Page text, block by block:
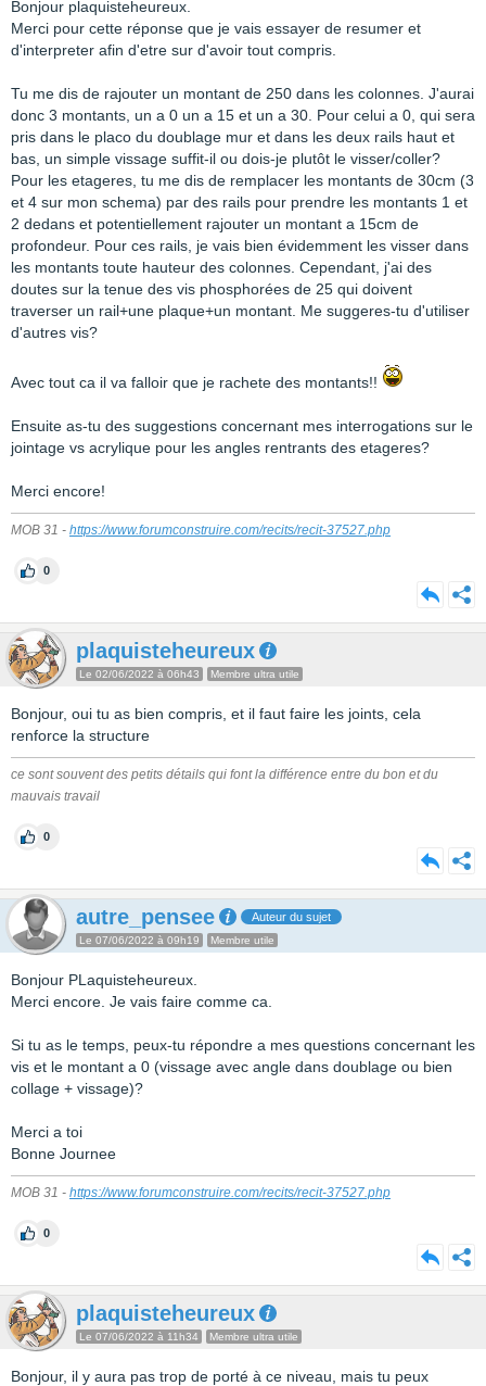
Bonjour plaquisteheureux.
Merci pour cette réponse que je vais essayer de resumer et
d'interpreter afin d'etre sur d'avoir tout compris.
Tu me dis de rajouter un montant de 250 dans les colonnes. J'aurai
donc 3 montants, un a 0 un a 15 et un a 30. Pour celui a 0, qui sera
pris dans le placo du doublage mur et dans les deux rails haut et
bas, un simple vissage suffit-il ou dois-je plutôt le visser/coller?
Pour les etageres, tu me dis de remplacer les montants de 30cm (3
et 4 sur mon schema) par des rails pour prendre les montants 1 et
2 dedans et potentiellement rajouter un montant a 15cm de
profondeur. Pour ces rails, je vais bien évidemment les visser dans
les montants toute hauteur des colonnes. Cependant, j'ai des
doutes sur la tenue des vis phosphorées de 25 qui doivent
traverser un rail+une plaque+un montant. Me suggeres-tu d'utiliser
d'autres vis?
Avec tout ca il va falloir que je rachete des montants!!
Ensuite as-tu des suggestions concernant mes interrogations sur le
jointage vs acrylique pour les angles rentrants des etageres?
Merci encore!
MOB 31 - https://www.forumconstruire.com/recits/recit-37527.php
0
plaquisteheureux
Le 02/06/2022 à 06h43 Membre ultra utile
Bonjour, oui tu as bien compris, et il faut faire les joints, cela
renforce la structure
ce sont souvent des petits détails qui font la différence entre du bon et du
mauvais travail
0
autre_pensee Auteur du sujet
Le 07/06/2022 à 09h19 Membre utile
Bonjour PLaquisteheureux.
Merci encore. Je vais faire comme ca.
Si tu as le temps, peux-tu répondre a mes questions concernant les
vis et le montant a 0 (vissage avec angle dans doublage ou bien
collage + vissage)?
Merci a toi
Bonne Journee
MOB 31 - https://www.forumconstruire.com/recits/recit-37527.php
0
plaquisteheureux
Le 07/06/2022 à 11h34 Membre ultra utile
Bonjour, il y aura pas trop de porté à ce niveau, mais tu peux